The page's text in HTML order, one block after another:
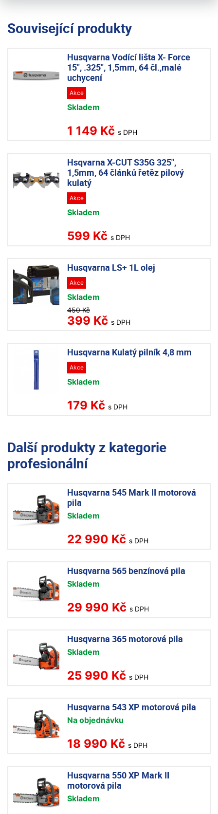
Související produkty
Husqvarna Vodící lišta X- Force
15", .325", 1,5mm, 64 čl.,malé
uchycení
Akce
Skladem
1 149 Kč s DPH
Hsqvarna X-CUT S35G 325",
1,5mm, 64 článků řetěz pilový
kulatý
Akce
Skladem
599 Kč s DPH
Husqvarna LS+ 1L olej
Akce
Skladem
450 Kč
399 Kč s DPH
Husqvarna Kulatý pilník 4,8 mm
Akce
Skladem
179 Kč s DPH
Další produkty z kategorie
profesionální
Husqvarna 545 Mark II motorová
pila
Skladem
22 990 Kč s DPH
Husqvarna 565 benzínová pila
Skladem
29 990 Kč s DPH
Husqvarna 365 motorová pila
Skladem
25 990 Kč s DPH
Husqvarna 543 XP motorová pila
Na objednávku
18 990 Kč s DPH
Husqvarna 550 XP Mark II
motorová pila
Skladem